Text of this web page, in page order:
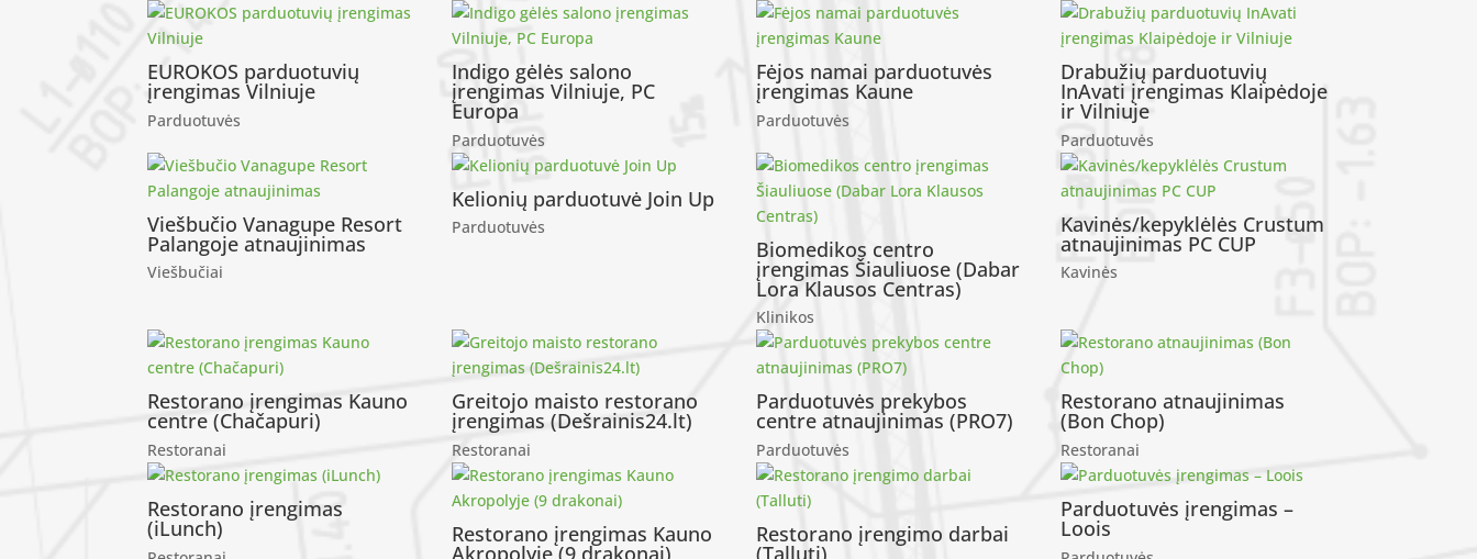
EUROKOS parduotuvių
įrengimas Vilniuje
Parduotuvės
Indigo gėlės salono
įrengimas Vilniuje, PC
Europa
Parduotuvės
Fėjos namai parduotuvės
įrengimas Kaune
Parduotuvės
Drabužių parduotuvių
InAvati įrengimas Klaipėdoje
ir Vilniuje
Parduotuvės
Viešbučio Vanagupe Resort
Palangoje atnaujinimas
Viešbučiai
Kelionių parduotuvė Join Up
Parduotuvės
Biomedikos centro
įrengimas Šiauliuose (Dabar
Lora Klausos Centras)
Klinikos
Kavinės/kepyklėlės Crustum
atnaujinimas PC CUP
Kavinės
Restorano įrengimas Kauno
centre (Chačapuri)
Restoranai
Greitojo maisto restorano
įrengimas (Dešrainis24.lt)
Restoranai
Parduotuvės prekybos
centre atnaujinimas (PRO7)
Parduotuvės
Restorano atnaujinimas
(Bon Chop)
Restoranai
Restorano įrengimas
(iLunch) Restorano įrengimas Kauno
Akropolyje (9 drakonai)
Restorano įrengimo darbai
(Talluti)
Parduotuvės įrengimas –
Loois